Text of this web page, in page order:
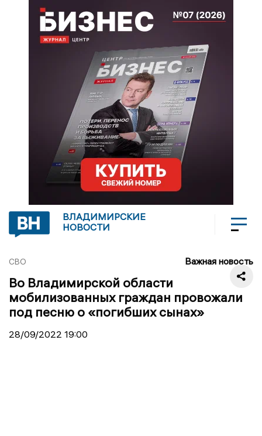
ВЛАДИМИРСКИЕ
НОВОСТИ
СВО Важная новость
Во Владимирской области
мобилизованных граждан провожали
под песню о «погибших сынах»
28/09/2022 19:00